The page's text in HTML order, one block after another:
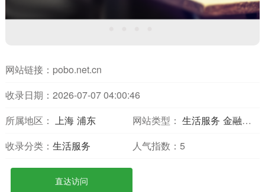
网站链接： pobo.net.cn
收录日期：2026-07-07 04:00:46
所属地区： 上海 浦东 网站类型： 生活服务 金融财经
收录分类： 生活服务 人气指数： 5
直达访问